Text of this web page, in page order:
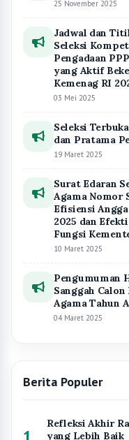
25 November 2025
Jadwal dan
Seleksi
Pengadaan
yang Aktif
Kemenag RI
03 Mei 2025
Seleksi
dan Pratama
19 Maret 2025
Surat Edaran
Agama Nomor
Efisiensi
2025 dan
Fungsi
10 Maret 2025
Pengumuman
Sanggah
Agama Tahun
04 Maret 2025
Berita Populer
Refleksi Akhir
yang Lebih Baik